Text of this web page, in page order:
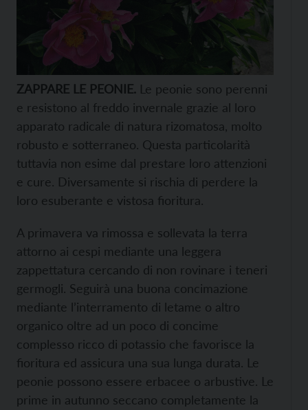
ZAPPARE LE PEONIE. Le peonie sono perenni
e resistono al freddo invernale grazie al loro
apparato radicale di natura rizomatosa, molto
robusto e sotterraneo. Questa particolarità
tuttavia non esime dal prestare loro attenzioni
e cure. Diversamente si rischia di perdere la
loro esuberante e vistosa fioritura.
A primavera va rimossa e sollevata la terra
attorno ai cespi mediante una leggera
zappettatura cercando di non rovinare i teneri
germogli. Seguirà una buona concimazione
mediante l’interramento di letame o altro
organico oltre ad un poco di concime
complesso ricco di potassio che favorisce la
fioritura ed assicura una sua lunga durata. Le
peonie possono essere erbacee o arbustive. Le
prime in autunno seccano completamente la